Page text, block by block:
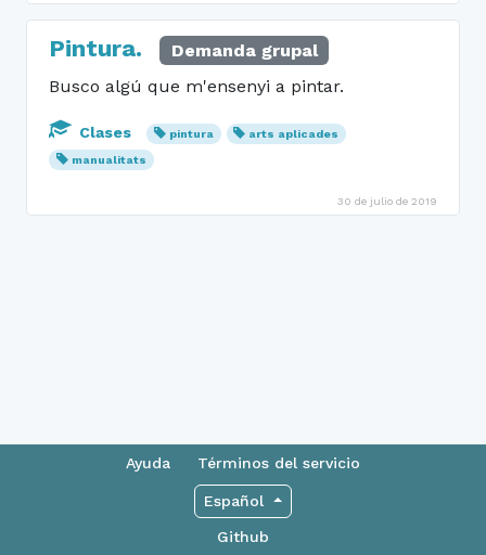
Pintura.
Demanda grupal
Busco algú que m'ensenyi a pintar.
Clases pintura
arts aplicades
manualitats
30 de julio de 2019
Ayuda Términos del servicio
Español
Github